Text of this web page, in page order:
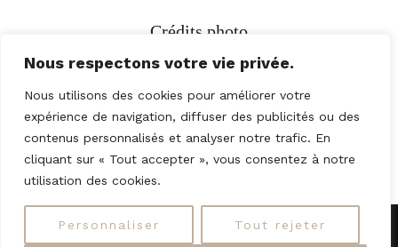
Nous respectons votre vie privée.
Nous utilisons des cookies pour améliorer votre
expérience de navigation, diffuser des publicités ou des
contenus personnalisés et analyser notre trafic. En
cliquant sur « Tout accepter », vous consentez à notre
utilisation des cookies.
Personnaliser Tout rejeter
Crédits photo
© Vincent Beaume,
© Paul Meissonnier,
© Jean-Claude Langain